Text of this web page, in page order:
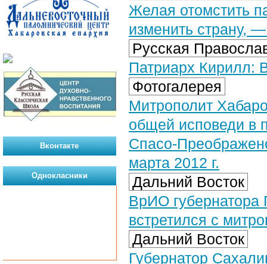
Желая отомстить
изменить страну,
Русская
Патриарх Кирилл:
Фотогалерея
Митрополит
общей исповеди в
Спасо-
марта 2012 г.
Дальний Восток
ВрИО губернатора
встретился с
Дальний Восток
Губернатор
Вконтакте
Однокласники